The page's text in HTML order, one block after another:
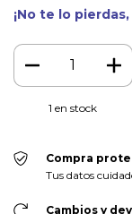
¡No te lo
1 en stock
Compra
Tus datos
Cambios y